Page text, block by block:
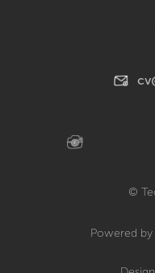
©
Powered